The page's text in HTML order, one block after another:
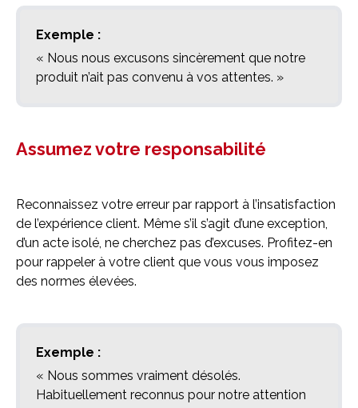
Exemple :
« Nous nous excusons sincèrement que notre
produit n’ait pas convenu à vos attentes. »
Assumez votre responsabilité
Reconnaissez votre erreur par rapport à l’insatisfaction
de l’expérience client. Même s’il s’agit d’une exception,
d’un acte isolé, ne cherchez pas d’excuses. Profitez-en
pour rappeler à votre client que vous vous imposez
des normes élevées.
Exemple :
« Nous sommes vraiment désolés.
Habituellement reconnus pour notre attention